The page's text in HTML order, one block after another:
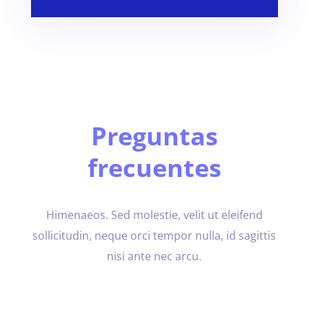
Preguntas
frecuentes
Himenaeos. Sed molestie, velit ut eleifend
sollicitudin, neque orci tempor nulla, id sagittis
nisi ante nec arcu.